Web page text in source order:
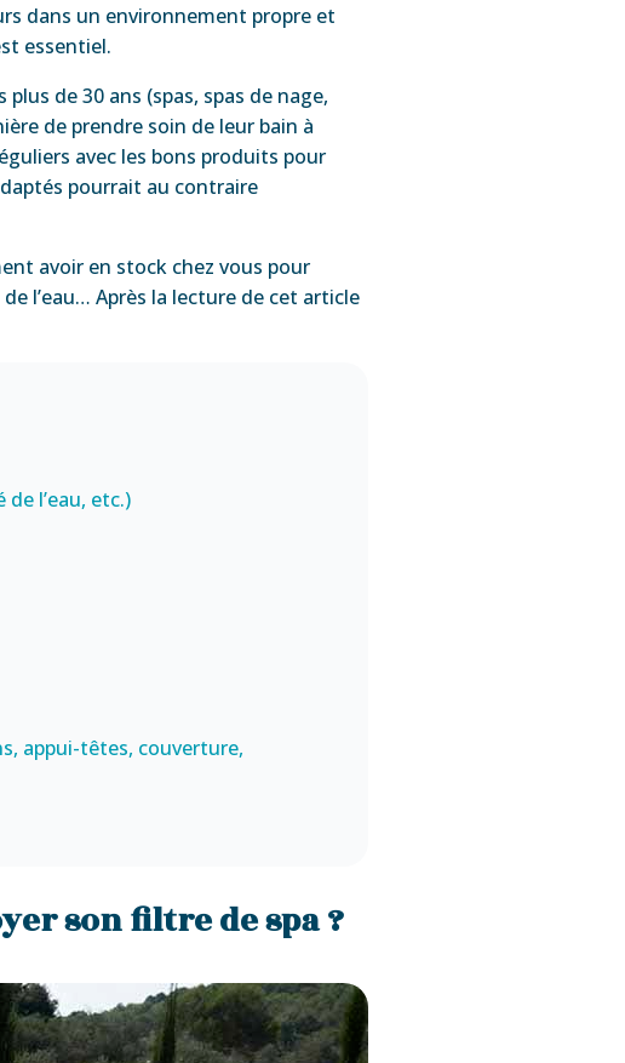
dans un environnement propre et
essentiel.
de 30 ans (spas, spas de nage,
de prendre soin de leur bain à
avec les bons produits pour
pourrait au contraire
avoir en stock chez vous pour
l’eau… Après la lecture de cet article
l’eau, etc.)
appui-têtes, couverture,
son filtre de spa ?